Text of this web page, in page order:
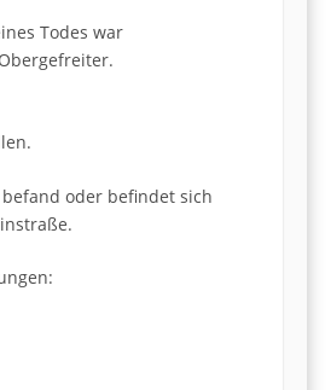
Todes war
am
oder befindet sich